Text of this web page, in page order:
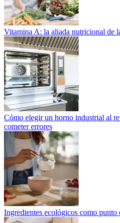
Vitamina A: la aliada nutricional de
Cómo elegir un horno industrial al
cometer errores
Ingredientes ecológicos como punto